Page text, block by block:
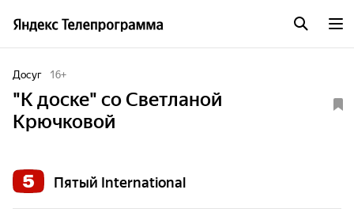
Досуг 16+
"К доске" со Светланой
Крючковой
Пятый International